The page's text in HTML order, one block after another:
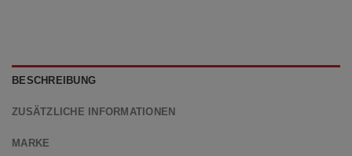
BESCHREIBUNG
ZUSÄTZLICHE INFORMATIONEN
MARKE